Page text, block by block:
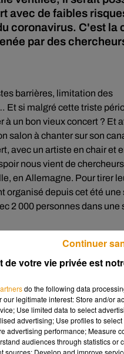
avec de faibles
coronavirus. C'est la
par des
barrières, limitation des
Et si malgré cette triste
à un bon vieux concert ? Et
salon à chanter sur son
avec un artiste en chair et
nous vient de
en Allemagne. Pour tirer
organisé depuis cet été une
2 000 personnes dans une
d’être publiés. Selon
de tels évènements sans
À condition, bien
règles qui rendraient
de transmission.
: avoir une excellente
garder son masque, le
limitée afin de
de votre vie privée est
do the following data
our legitimate interest: Store and/or
Use limited data to select
advertising; Use profiles to
advertising performance; Measure
audiences through statistics or
sources; Develop and improve
Continuer